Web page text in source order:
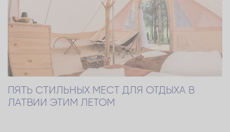
ПЯТЬ СТИЛЬНЫХ МЕСТ ДЛЯ ОТДЫХА В
ЛАТВИИ ЭТИМ ЛЕТОМ